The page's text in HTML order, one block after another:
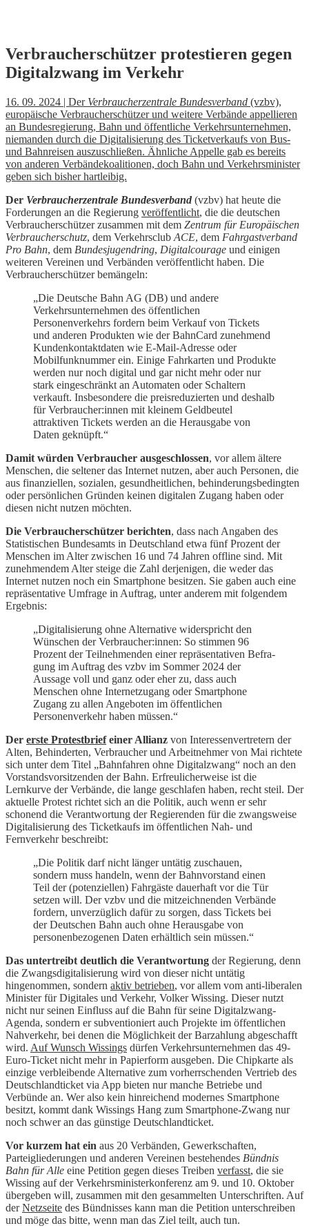
Skip
to
content
Verbraucherschützer protestieren gegen
Digitalzwang im Verkehr
16. 09. 2024 | Der Verbraucherzentrale Bundesverband (vzbv),
europäische Verbraucherschützer und weitere Verbände appellieren
an Bundesregierung, Bahn und öffentliche Verkehrsunternehmen,
niemanden durch die Digitalisierung des Ticketverkaufs von Bus-
und Bahnreisen auszu­schließen. Ähnliche Appelle gab es bereits
von anderen Verbändekoalitionen, doch Bahn und Verkehrsminister
geben sich bisher hartleibig.
Der Verbraucherzentrale Bundesverband (vzbv) hat heute die
Forderungen an die Regierung veröffentlicht, die die deutschen
Verbraucherschützer zusammen mit dem Zentrum für Europäischen
Verbraucherschutz, dem Verkehrsclub ACE, dem Fahrgastverband
Pro Bahn, dem Bundesjugendring, Digitalcourage und einigen
weiteren Vereinen und Verbänden veröffentlicht haben. Die
Verbraucherschützer bemängeln:
„Die Deutsche Bahn AG (DB) und andere
Verkehrsunternehmen des öffentli­chen
Personenverkehrs fordern beim Verkauf von Tickets
und anderen Produk­ten wie der BahnCard zunehmend
Kundenkontaktdaten wie E-Mail-Adresse o­der
Mobilfunknummer ein. Einige Fahrkarten und Produkte
werden nur noch di­gital und gar nicht mehr oder nur
stark eingeschränkt an Automaten oder Schal­tern
verkauft. Insbesondere die preisreduzierten und deshalb
für Verbrau­cher:innen mit kleinem Geldbeutel
attraktiven Tickets werden an die Heraus­gabe von
Daten geknüpft.“
Damit würden Verbraucher ausgeschlossen, vor allem ältere
Menschen, die seltener das Internet nutzen, aber auch Personen, die
aus finanziellen, sozialen, gesundheitlichen, behinderungsbedingten
oder persönlichen Gründen keinen digitalen Zugang haben oder
diesen nicht nutzen möchten.
Die Verbraucherschützer berichten, dass nach Angaben des
Statistischen Bundesamts in Deutschland etwa fünf Prozent der
Menschen im Alter zwischen 16 und 74 Jahren offline sind. Mit
zunehmendem Alter steige die Zahl derjenigen, die weder das
Internet nutzen noch ein Smartphone besitzen. Sie gaben auch eine
repräsentative Umfrage in Auftrag, unter anderem mit folgendem
Ergebnis:
„Digitalisierung ohne Alternative widerspricht den
Wünschen der Verbraucher:in­nen: So stimmen 96
Prozent der Teilnehmenden einer repräsentativen Befra­
gung im Auftrag des vzbv im Sommer 2024 der
Aussage voll und ganz oder e­her zu, dass auch
Menschen ohne Internetzugang oder Smartphone
Zugang zu allen Angeboten im öffentlichen
Personenverkehr haben müssen.“
Der erste Protestbriefeiner Allianz von Interessenvertretern der
Alten, Behinderten, Verbraucher und Arbeitnehmer von Mai richtete
sich unter dem Titel „Bahnfahren ohne Digitalzwang“ noch an den
Vorstandsvorsitzenden der Bahn. Erfreulicherweise ist die
Lernkurve der Verbände, die lange geschlafen haben, recht steil. Der
aktuelle Protest richtet sich an die Politik, auch wenn er sehr
schonend die Verantwortung der Regierenden für die zwangsweise
Digitalisierung des Ticketkaufs im öffentlichen Nah- und
Fernverkehr beschreibt:
„Die Politik darf nicht länger untätig zuschauen,
sondern muss handeln, wenn der Bahnvorstand einen
Teil der (potenziellen) Fahrgäste dauerhaft vor die Tür
setzen will. Der vzbv und die mitzeichnenden Verbände
fordern, unverzüglich dafür zu sorgen, dass Tickets bei
der Deutschen Bahn auch ohne Herausgabe von
personenbezogenen Daten erhältlich sein müssen.“
Das untertreibt deutlich die Verantwortung der Regierung, denn
die Zwangsdigitalisierung wird von dieser nicht untätig
hingenommen, sondern aktiv betrieben, vor allem vom anti-liberalen
Minister für Digitales und Verkehr, Volker Wissing. Dieser nutzt
nicht nur seinen Einfluss auf die Bahn für seine Digitalzwang-
Agenda, sondern er subventioniert auch Projekte im öffentlichen
Nahverkehr, bei denen die Möglichkeit der Barzahlung abgeschafft
wird. Auf Wunsch Wissings dürfen Verkehrsunternehmen das 49-
Euro-Ticket nicht mehr in Papierform ausgeben. Die Chipkarte als
einzige verbleibende Alternative zum vorherrschenden Vertrieb des
Deutschlandticket via App bieten nur manche Betriebe und
Verbünde an. Wer also kein hinreichend modernes Smartphone
besitzt, kommt dank Wissings Hang zum Smartphone-Zwang nur
noch schwer an das günstige Deutschlandticket.
Vor kurzem hat ein aus 20 Verbänden, Gewerkschaften,
Parteigliederungen und anderen Vereinen bestehendes Bündnis
Bahn für Alle eine Petition gegen dieses Treiben verfasst, die sie
Wissing auf der Verkehrsministerkonferenz am 9. und 10. Oktober
übergeben will, zusammen mit den gesammelten Unterschriften. Auf
derNetzseite des Bündnisses kann man die Petition unterschreiben
und möge das bitte, wenn man das Ziel teilt, auch tun.